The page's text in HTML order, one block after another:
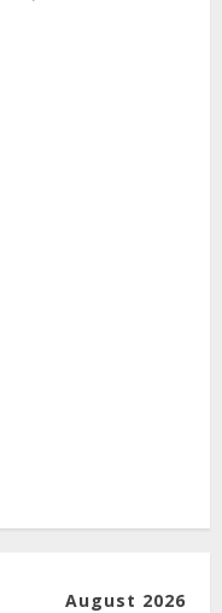
August 2026